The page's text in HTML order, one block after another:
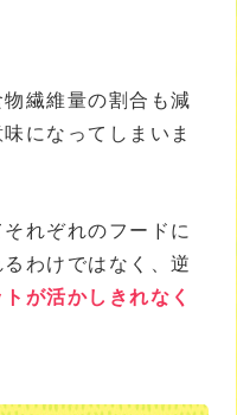
繊維量の割合も減
になってしまいま
れぞれのフードに
わけではなく、逆
が活かしきれなく